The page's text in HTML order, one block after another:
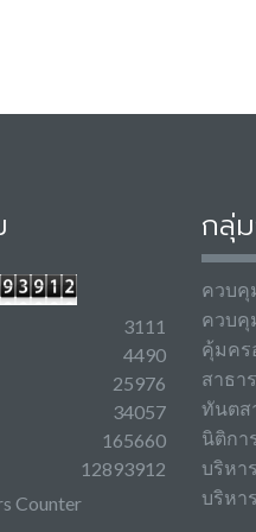
3111
4490
25976
34057
165660
12893912
Counter
กลุ่
ควบคุ
ควบคุ
คุ้มคร
สาธา
ทันตส
นิติกา
บริหา
บริหา